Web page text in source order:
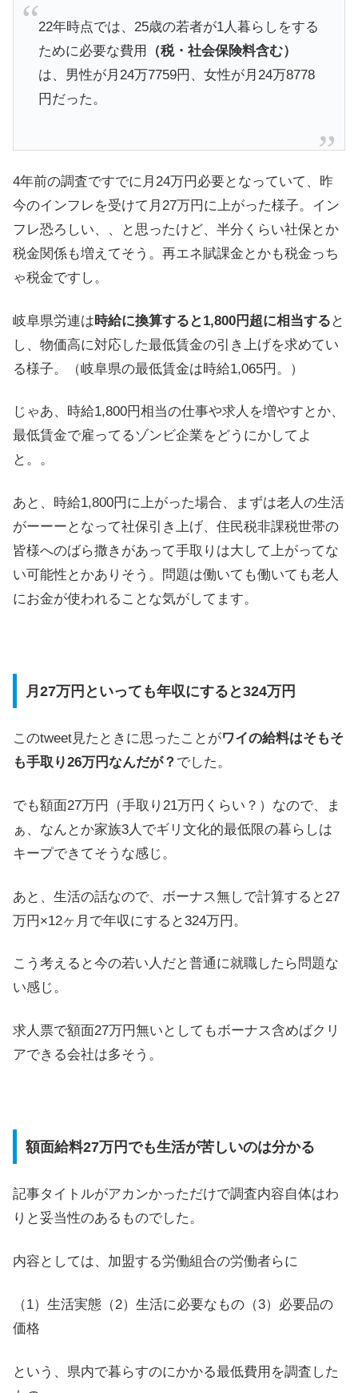
22年時点では、25歳の若者が1人暮らしをする
ために必要な費用
（税・社会保険料含む）
は、男性が月24万7759円、女性が月24万8778
円だった。
4年前の調査ですでに月24万円必要となっていて、昨
今のインフレを受けて月27万円に上がった様子。イン
フレ恐ろしい、、と思ったけど、半分くらい社保とか
税金関係も増えてそう。再エネ賦課金とかも税金っち
ゃ税金ですし。
岐阜県労連は 時給に換算すると1,800円超に相当する と
し、物価高に対応した最低賃金の引き上げを求めてい
る様子。（岐阜県の最低賃金は時給1,065円。）
じゃあ、時給1,800円相当の仕事や求人を増やすとか、
最低賃金で雇ってるゾンビ企業をどうにかしてよ
と。。
あと、時給1,800円に上がった場合、まずは老人の生活
がーーーとなって社保引き上げ、住民税非課税世帯の
皆様へのばら撒きがあって手取りは大して上がってな
い可能性とかありそう。問題は働いても働いても老人
にお金が使われることな気がしてます。
月27万円といっても年収にすると324万円
このtweet見たときに思ったことがワイの給料はそもそ
も手取り26万円なんだが？ でした。
でも額面27万円（手取り21万円くらい？）なので、ま
ぁ、なんとか家族3人でギリ文化的最低限の暮らしは
キープできてそうな感じ。
あと、生活の話なので、ボーナス無しで計算すると27
万円×12ヶ月で年収にすると324万円。
こう考えると今の若い人だと普通に就職したら問題な
い感じ。
求人票で額面27万円無いとしてもボーナス含めばクリ
アできる会社は多そう。
額面給料27万円でも生活が苦しいのは分かる
記事タイトルがアカンかっただけで調査内容自体はわ
りと妥当性のあるものでした。
内容としては、加盟する労働組合の労働者らに
（1）生活実態（2）生活に必要なもの（3）必要品の
価格
という、県内で暮らすのにかかる最低費用を調査した